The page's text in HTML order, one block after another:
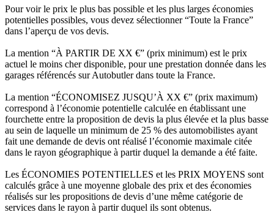
Pour voir le prix le plus bas possible et les plus larges économies
potentielles possibles, vous devez sélectionner “Toute la France”
dans l’aperçu de vos devis.
La mention “À PARTIR DE XX €” (prix minimum) est le prix
actuel le moins cher disponible, pour une prestation donnée dans les
garages référencés sur Autobutler dans toute la France.
La mention “ÉCONOMISEZ JUSQU’À XX €” (prix maximum)
correspond à l’économie potentielle calculée en établissant une
fourchette entre la proposition de devis la plus élevée et la plus basse
au sein de laquelle un minimum de 25 % des automobilistes ayant
fait une demande de devis ont réalisé l’économie maximale citée
dans le rayon géographique à partir duquel la demande a été faite.
Les ÉCONOMIES POTENTIELLES et les PRIX MOYENS sont
calculés grâce à une moyenne globale des prix et des économies
réalisés sur les propositions de devis d’une même catégorie de
services dans le rayon à partir duquel ils sont obtenus.